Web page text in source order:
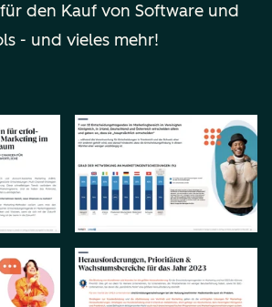
für den Kauf von Software und
- und vieles mehr!